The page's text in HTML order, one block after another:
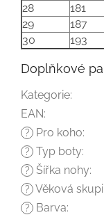
28
181
29
187
30
193
Doplňkové
Kategorie:
EAN:
? Pro koho:
? Typ boty:
? Šířka nohy:
? Věková
? Barva: